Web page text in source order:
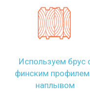
Используем брус
финским
наплывом